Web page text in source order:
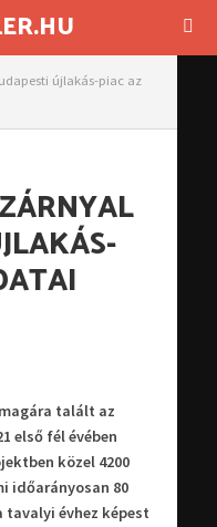
újlakás-piac az
talált az
első fél évében
közel 4200
időarányosan 80
tavalyi évhez képest